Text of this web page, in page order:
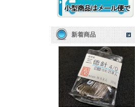
新着商品